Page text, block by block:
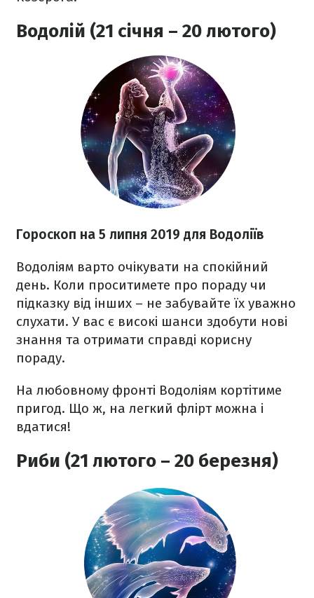
Водолій (21 січня – 20 лютого)
Гороскоп на 5 липня 2019 для Водоліїв
Водоліям варто очікувати на спокійний
день. Коли проситимете про пораду чи
підказку від інших – не забувайте їх уважно
слухати. У вас є високі шанси здобути нові
знання та отримати справді корисну
пораду.
На любовному фронті Водоліям кортітиме
пригод. Що ж, на легкий флірт можна і
вдатися!
Риби (21 лютого – 20 березня)